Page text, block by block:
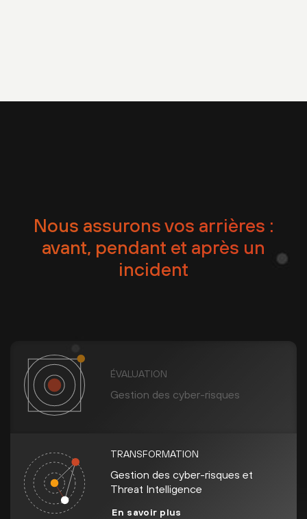
Nous assurons vos arrières :
avant, pendant et après un
incident
ÉVALUATION
Gestion des cyber-risques
TRANSFORMATION
Gestion des cyber-risques et
Threat Intelligence
En savoir plus